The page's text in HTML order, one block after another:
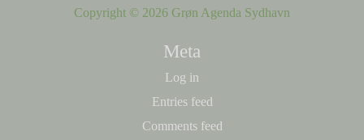
Copyright © 2026 Grøn Agenda Sydhavn
Meta
Log in
Entries feed
Comments feed